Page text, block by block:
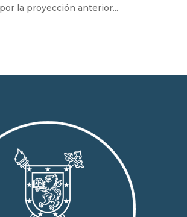
la proyección anterior...